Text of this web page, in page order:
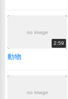
no image
2:59
動物
no image